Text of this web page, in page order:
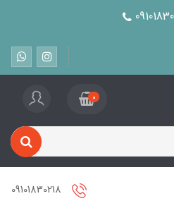
0